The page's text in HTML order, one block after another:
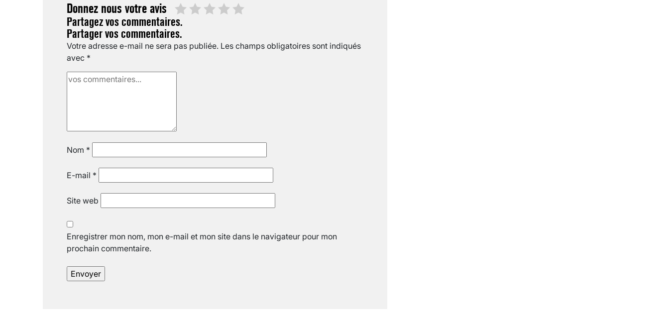
Donnez nous votre avis
Partagez vos commentaires.
Partager vos commentaires.
Votre adresse e-mail ne sera pas publiée. Les champs obligatoires sont indiqués
avec *
Nom *
E-mail *
Site web
Enregistrer mon nom, mon e-mail et mon site dans le navigateur pour mon
prochain commentaire.